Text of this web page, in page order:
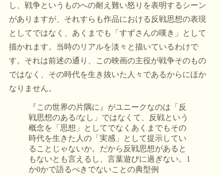
し、戦争というものへの耐え難い怒りを表明するシーン
がありますが、それすらも作品における反戦思想の表現
としてではなく、あくまでも「すずさんの嘆き」として
描かれます。当時のリアルを淡々と描いているわけで
す。それは前述の通り、この映画の主役が戦争そのもの
ではなく、その時代を生き抜いた人々であるからにほか
なりません。